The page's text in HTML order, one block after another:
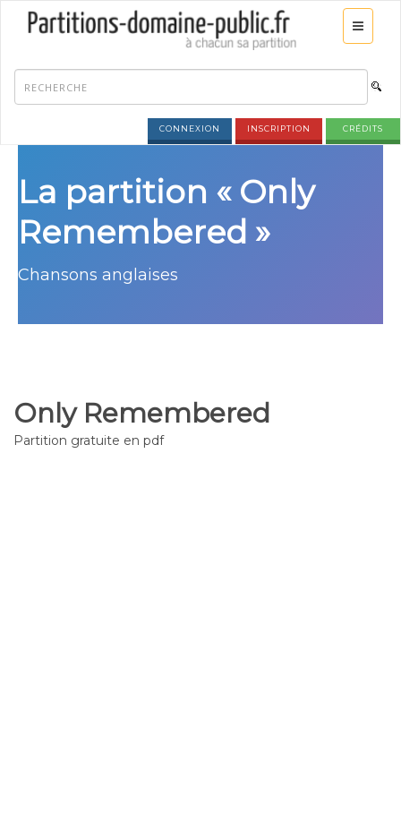
CONNEXION INSCRIPTION CRÉDITS
La partition « Only
Remembered »
Chansons anglaises
Only Remembered
Partition gratuite en pdf